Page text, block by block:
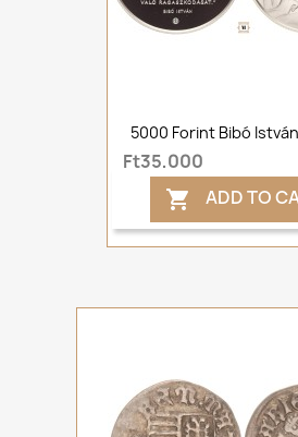
5000 Forint Bibó István
Ft35,000
 ADD TO